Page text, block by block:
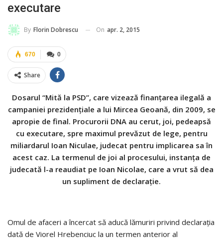
executare
By Florin Dobrescu On apr. 2, 2015
0
670
Share
Dosarul “Mită la PSD”, care vizează finanțarea ilegală a
campaniei prezidențiale a lui Mircea Geoană, din 2009, se
apropie de final. Procurorii DNA au cerut, joi, pedeapsă
cu executare, spre maximul prevăzut de lege, pentru
miliardarul Ioan Niculae, judecat pentru implicarea sa în
acest caz. La termenul de joi al procesului, instanţa de
judecată l-a reaudiat pe Ioan Nicolae, care a vrut să dea
un supliment de declaraţie.
Omul de afaceri a încercat să aducă lămuriri privind declaraţia
dată de Viorel Hrebenciuc la un termen anterior al